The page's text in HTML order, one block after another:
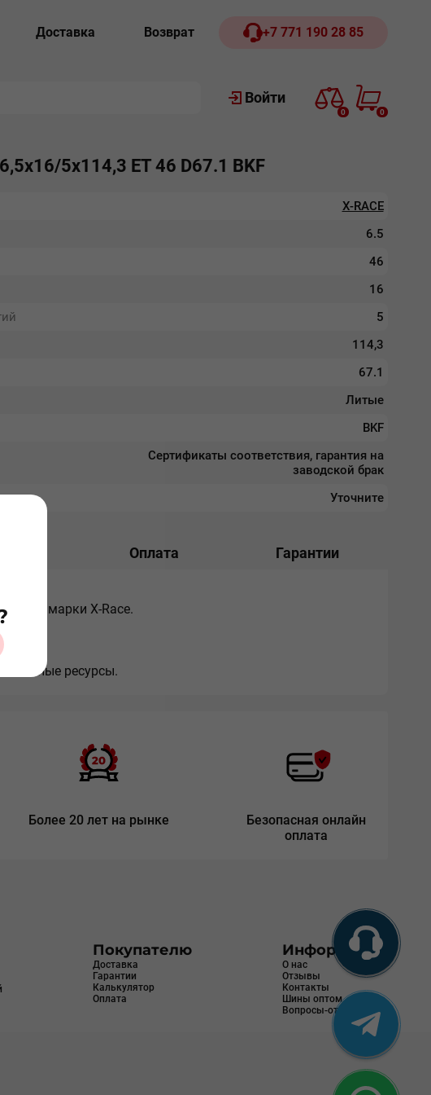
Доставка Возврат +7 771 190 28 85
Войти
0 0
5х114,3 ЕТ 46 D67.1 BKF
X-RACE
6.5
46
16
5
114,3
67.1
Литые
BKF
Сертификаты соответствия, гарантия на
заводской брак
Уточните
Оплата Гарантии
марки X-Race.
ресурсы.
Более 20 лет на рынке
Безопасная онлайн
оплата
Покупателю
Доставка
Гарантии
Калькулятор
Оплата
Информация
О нас
Отзывы
Контакты
Шины оптом
Вопросы-ответы